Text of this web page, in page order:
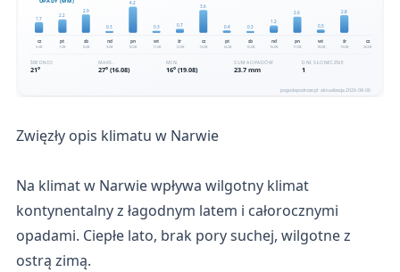
Zwięzły opis klimatu w Narwie
Na klimat w Narwie wpływa wilgotny klimat
kontynentalny z łagodnym latem i całorocznymi
opadami. Ciepłe lato, brak pory suchej, wilgotne z
ostrą zimą.